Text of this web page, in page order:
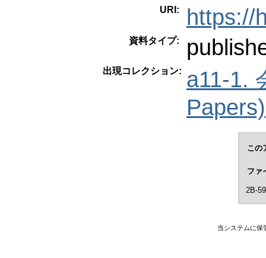
URI: https://
資料タイプ:
出現コレクション: a11-1.
Papers)
この
ファ
2B-
当システムに保